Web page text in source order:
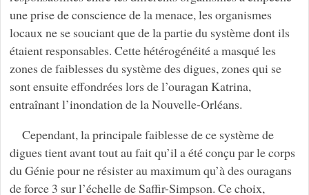
une prise de conscience de la menace, les organismes
locaux ne se souciant que de la partie du système dont ils
étaient responsables. Cette hétérogénéité a masqué les
zones de faiblesses du système des digues, zones qui se
sont ensuite effondrées lors de l’ouragan Katrina,
entraînant l’inondation de la Nouvelle-Orléans.
Cependant, la principale faiblesse de ce système de
digues tient avant tout au fait qu’il a été conçu par le corps
du Génie pour ne résister au maximum qu’à des ouragans
de force 3 sur l’échelle de Saffir-Simpson. Ce choix,